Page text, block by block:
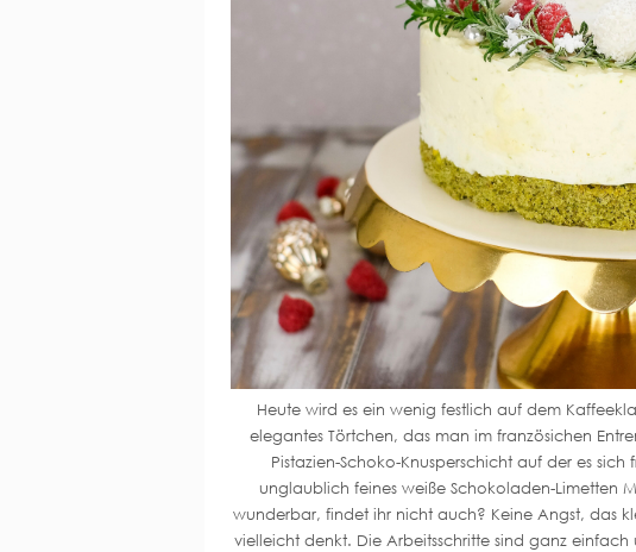
Heute wird es ein wenig festlich auf dem
elegantes Törtchen, das man im französichen
Pistazien-Schoko-Knusperschicht auf der es
unglaublich feines weiße Schokoladen-Limetten
wunderbar, findet ihr nicht auch? Keine Angst, das
vielleicht denkt. Die Arbeitsschritte sind ganz